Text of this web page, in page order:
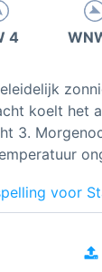
4
koelt het
3.
voor